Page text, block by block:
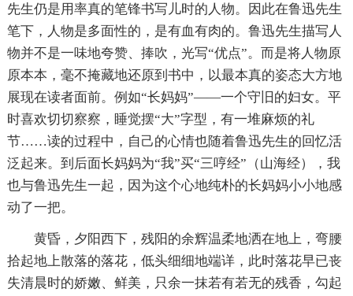
先生仍是用率真的笔锋书写儿时的人物。因此在鲁迅先生
笔下，人物是多面性的，是有血有肉的。鲁迅先生描写人
物并不是一味地夸赞、捧吹，光写“优点”。而是将人物原
原本本，毫不掩藏地还原到书中，以最本真的姿态大方地
展现在读者面前。例如“长妈妈”——一个守旧的妇女。平
时喜欢切切察察，睡觉摆“大”字型，有一堆麻烦的礼
节……读的过程中，自己的心情也随着鲁迅先生的回忆活
泛起来。到后面长妈妈为“我”买“三哼经”（山海经），我
也与鲁迅先生一起，因为这个心地纯朴的长妈妈小小地感
动了一把。
黄昏，夕阳西下，残阳的余辉温柔地洒在地上，弯腰
拾起地上散落的落花，低头细细地端详，此时落花早已丧
失清晨时的娇嫩、鲜美，只余一抹若有若无的残香，勾起